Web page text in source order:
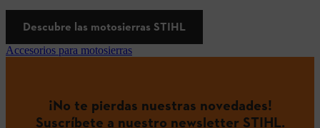
Descubre las motosierras STIHL
Accesorios para motosierras
¡No te pierdas nuestras novedades!
Suscríbete a nuestro newsletter STIHL.